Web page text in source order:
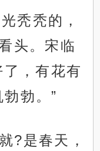
秃秃的，
头。宋临
，有花有
勃。”
?是春天，